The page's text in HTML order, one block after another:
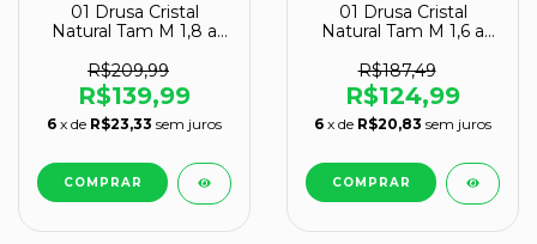
01 Drusa Cristal
Natural Tam M 1,8 a
R$209,99
R$139,99
6 x de R$23,33 sem juros
01 Drusa Cristal
Natural Tam M 1,6 a
R$187,49
R$124,99
6 x de R$20,83 sem juros